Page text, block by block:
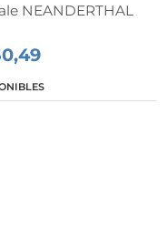
NEANDERTHAL